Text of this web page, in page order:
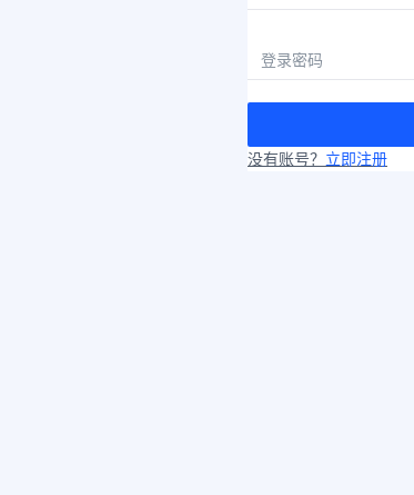
没有账号？ 立即注册